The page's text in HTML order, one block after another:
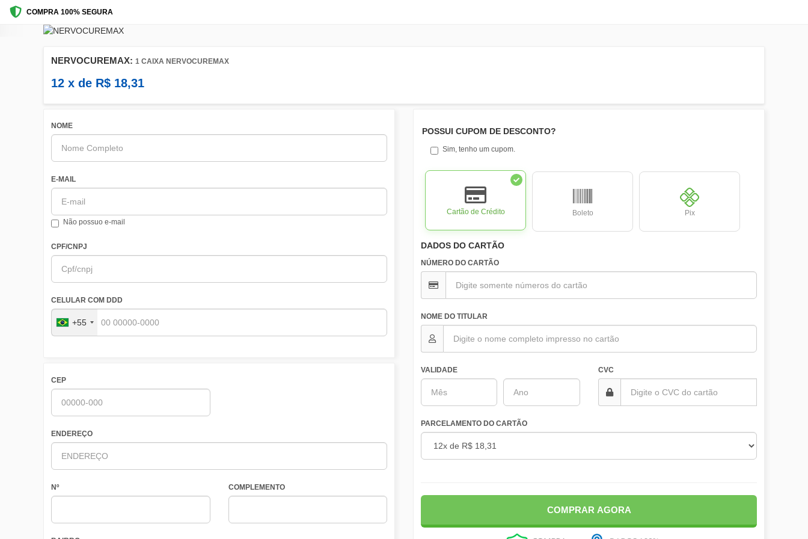
COMPRA 100% SEGURA
NERVOCUREMAX: 1 CAIXA NERVOCUREMAX
12 x de R$ 18,31
NOME
E-MAIL
Não possuo e-mail
CPF/CNPJ
CELULAR COM DDD
+55
CEP
ENDEREÇO
Nº COMPLEMENTO
POSSUI CUPOM DE DESCONTO?
Sim, tenho um cupom.
Cartão de Crédito Boleto Pix
DADOS DO CARTÃO
NÚMERO DO CARTÃO
NOME DO TITULAR
VALIDADE CVC
PARCELAMENTO DO CARTÃO
COMPRAR AGORA